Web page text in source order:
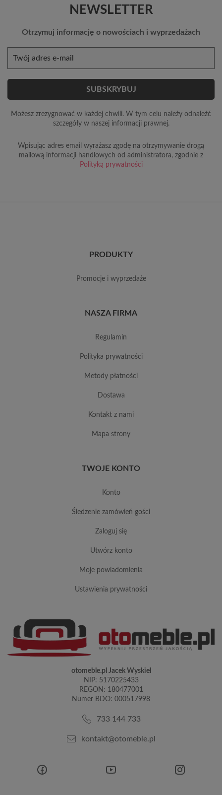
NEWSLETTER
Otrzymuj informację o nowościach i wyprzedażach
Możesz zrezygnować w każdej chwili. W tym celu należy odnaleźć
szczegóły w naszej informacji prawnej.
Wpisując adres email wyrażasz zgodę na otrzymywanie drogą
mailową informacji handlowych od administratora, zgodnie z
Polityką prywatności
PRODUKTY
promocje i wyprzedaże
NASZA FIRMA
regulamin
polityka prywatności
metody płatności
dostawa
kontakt z nami
mapa strony
TWOJE KONTO
konto
śledzenie zamówień gości
zaloguj się
utwórz konto
moje powiadomienia
ustawienia prywatności
otomeble.pl Jacek Wyskiel
NIP: 5170225433
REGON: 180477001
Numer BDO: 000517998
733 144 733
kontakt@otomeble.pl